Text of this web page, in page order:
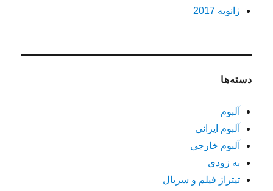
ژانویه 2017
دسته‌ها
آلبوم
آلبوم ایرانی
آلبوم خارجی
به زودی
تیتراژ فیلم و سریال